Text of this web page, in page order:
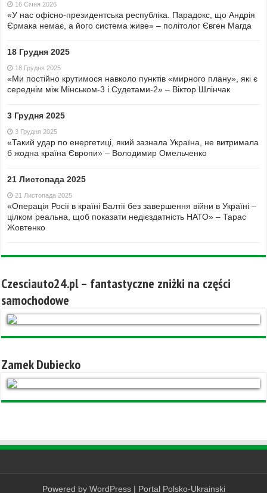
16 Січня 2026
«У нас офісно-президентська республіка. Парадокс, що Андрія
Єрмака немає, а його система живе» – політолог Євген Магда
18 Грудня 2025
18 Грудня 2025
«Ми постійно крутимося навколо пунктів «мирного плану», які є
середнім між Мінськом-3 і Судетами-2» – Віктор Шлінчак
3 Грудня 2025
3 Грудня 2025
«Такий удар по енергетиці, який зазнала Україна, не витримала
б жодна країна Європи» – Володимир Омельченко
21 Листопада 2025
21 Листопада 2025
«Операція Росії в країні Балтії без завершення війни в Україні –
цілком реальна, щоб показати недієздатність НАТО» – Тарас
Жовтенко
Czesciauto24.pl – fantastyczne zniżki na części
samochodowe
Zamek Dubiecko
Powered by WordPress| Portal Polsko-Ukrainski